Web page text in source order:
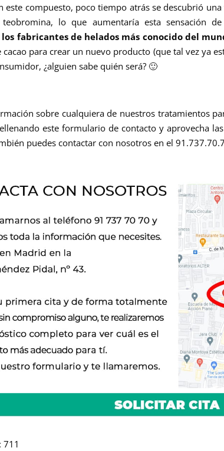
este compuesto, poco tiempo atrás se descubrió
lo que aumentaría esta sensación
los fabricantes de helados más conocido del
para crear un nuevo producto (que tal vez ya
¿alguien sabe quién será? 🙂
sobre cualquiera de nuestros tratamientos
este formulario de contacto y aprovecha
puedes contactar con nosotros en el
711